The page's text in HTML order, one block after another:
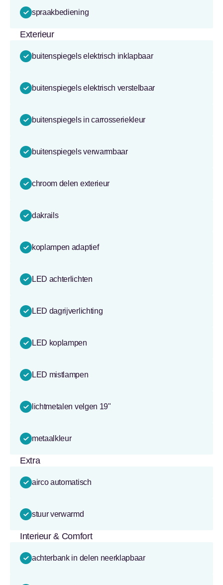
spraakbediening
Exterieur
buitenspiegels elektrisch inklapbaar
buitenspiegels elektrisch verstelbaar
buitenspiegels in carrosseriekleur
buitenspiegels verwarmbaar
chroom delen exterieur
dakrails
koplampen adaptief
LED achterlichten
LED dagrijverlichting
LED koplampen
LED mistlampen
lichtmetalen velgen 19"
metaalkleur
Extra
airco automatisch
stuur verwarmd
Interieur & Comfort
achterbank in delen neerklapbaar